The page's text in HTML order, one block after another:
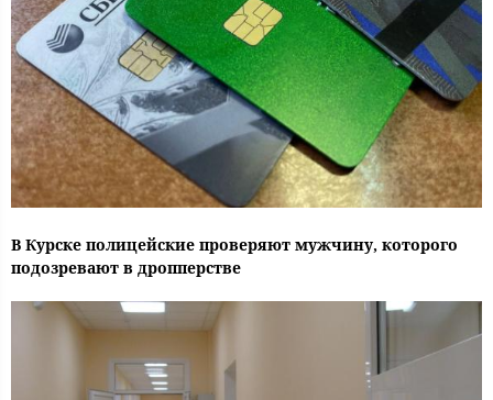
В Курске полицейские проверяют мужчину, которого
подозревают в дропперстве